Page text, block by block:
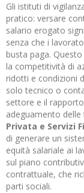
Gli istituti di
pratico: versare
salario erogato
senza che i
busta paga.
la competitività di
ridotti e condizioni
solo tecnico o
settore e il
adeguamento
Privata e Servizi
di generare un
equità salariale ai
sul piano
contrattuale, che
parti sociali.